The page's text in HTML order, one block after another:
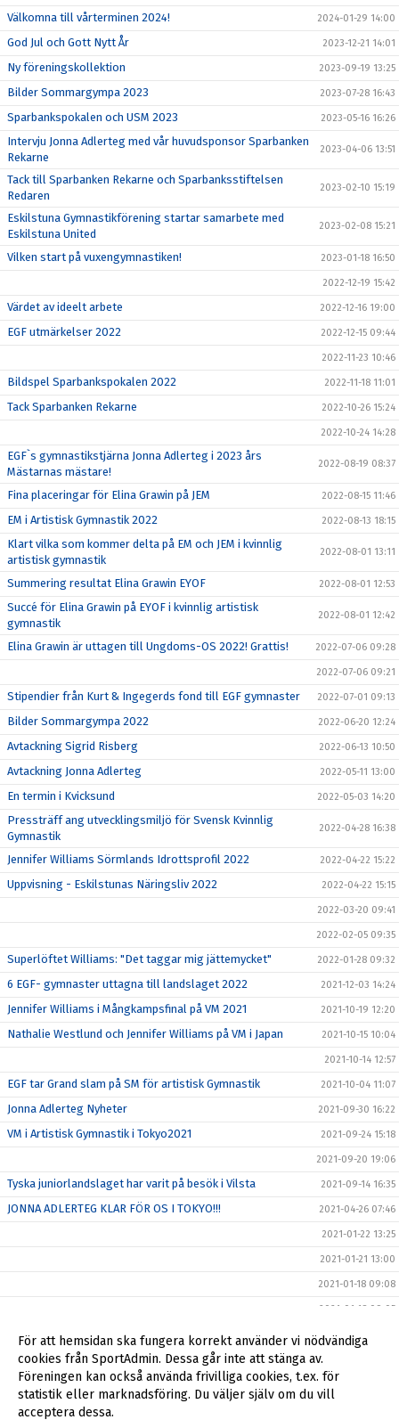
Välkomna till vårterminen 2024! 2024-01-29 14:00
God Jul och Gott Nytt År 2023-12-21 14:01
Ny föreningskollektion 2023-09-19 13:25
Bilder Sommargympa 2023 2023-07-28 16:43
Sparbankspokalen och USM 2023 2023-05-16 16:26
Intervju Jonna Adlerteg med vår huvudsponsor Sparbanken
Rekarne
2023-04-06 13:51
Tack till Sparbanken Rekarne och Sparbanksstiftelsen
Redaren
2023-02-10 15:19
Eskilstuna Gymnastikförening startar samarbete med
Eskilstuna United
2023-02-08 15:21
Vilken start på vuxengymnastiken! 2023-01-18 16:50
2022-12-19 15:42
Värdet av ideelt arbete 2022-12-16 19:00
EGF utmärkelser 2022 2022-12-15 09:44
2022-11-23 10:46
Bildspel Sparbankspokalen 2022 2022-11-18 11:01
Tack Sparbanken Rekarne 2022-10-26 15:24
2022-10-24 14:28
EGF`s gymnastikstjärna Jonna Adlerteg i 2023 års
Mästarnas mästare!
2022-08-19 08:37
Fina placeringar för Elina Grawin på JEM 2022-08-15 11:46
EM i Artistisk Gymnastik 2022 2022-08-13 18:15
Klart vilka som kommer delta på EM och JEM i kvinnlig
artistisk gymnastik
2022-08-01 13:11
Summering resultat Elina Grawin EYOF 2022-08-01 12:53
Succé för Elina Grawin på EYOF i kvinnlig artistisk
gymnastik
2022-08-01 12:42
Elina Grawin är uttagen till Ungdoms-OS 2022! Grattis! 2022-07-06 09:28
2022-07-06 09:21
Stipendier från Kurt & Ingegerds fond till EGF gymnaster 2022-07-01 09:13
Bilder Sommargympa 2022 2022-06-20 12:24
Avtackning Sigrid Risberg 2022-06-13 10:50
Avtackning Jonna Adlerteg 2022-05-11 13:00
En termin i Kvicksund 2022-05-03 14:20
Pressträff ang utvecklingsmiljö för Svensk Kvinnlig
Gymnastik
2022-04-28 16:38
Jennifer Williams Sörmlands Idrottsprofil 2022 2022-04-22 15:22
Uppvisning - Eskilstunas Näringsliv 2022 2022-04-22 15:15
2022-03-20 09:41
2022-02-05 09:35
Superlöftet Williams: "Det taggar mig jättemycket" 2022-01-28 09:32
6 EGF- gymnaster uttagna till landslaget 2022 2021-12-03 14:24
Jennifer Williams i Mångkampsfinal på VM 2021 2021-10-19 12:20
Nathalie Westlund och Jennifer Williams på VM i Japan 2021-10-15 10:04
2021-10-14 12:57
EGF tar Grand slam på SM för artistisk Gymnastik 2021-10-04 11:07
Jonna Adlerteg Nyheter 2021-09-30 16:22
VM i Artistisk Gymnastik i Tokyo2021 2021-09-24 15:18
2021-09-20 19:06
Tyska juniorlandslaget har varit på besök i Vilsta 2021-09-14 16:35
JONNA ADLERTEG KLAR FÖR OS I TOKYO!!! 2021-04-26 07:46
2021-01-22 13:25
2021-01-21 13:00
2021-01-18 09:08
2021-01-18 09:05
2021-01-14 10:19
2020-07-24 09:45
2019-10-06 13:13
För att hemsidan ska fungera korrekt använder vi nödvändiga
cookies från SportAdmin. Dessa går inte att stänga av.
Föreningen kan också använda frivilliga cookies, t.ex. för
statistik eller marknadsföring. Du väljer själv om du vill
acceptera dessa.